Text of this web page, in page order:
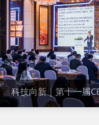
科技向新｜第十一届